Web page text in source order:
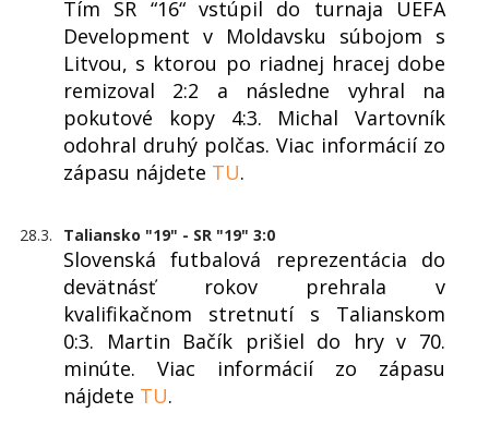
Tím SR “16“ vstúpil do turnaja UEFA
Development v Moldavsku súbojom s
Litvou, s ktorou po riadnej hracej dobe
remizoval 2:2 a následne vyhral na
pokutové kopy 4:3. Michal Vartovník
odohral druhý polčas. Viac informácií zo
zápasu nájdete TU.
28.3. Taliansko "19" - SR "19" 3:0
Slovenská futbalová reprezentácia do
devätnásť rokov prehrala v
kvalifikačnom stretnutí s Talianskom
0:3. Martin Bačík prišiel do hry v 70.
minúte. Viac informácií zo zápasu
nájdete TU.